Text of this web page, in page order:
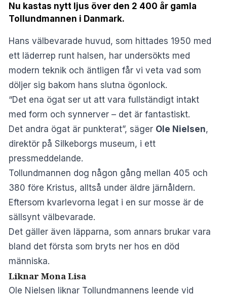
Nu kastas nytt ljus över den 2 400 år gamla
Tollundmannen i Danmark.
Hans välbevarade huvud, som hittades 1950 med
ett läderrep runt halsen, har undersökts med
modern teknik och äntligen får vi veta vad som
döljer sig bakom hans slutna ögonlock.
“Det ena ögat ser ut att vara fullständigt intakt
med form och synnerver – det är fantastiskt.
Det andra ögat är punkterat”, säger Ole Nielsen,
direktör på Silkeborgs museum, i ett
pressmeddelande.
Tollundmannen dog någon gång mellan 405 och
380 före Kristus, alltså under äldre järnåldern.
Eftersom kvarlevorna legat i en sur mosse är de
sällsynt välbevarade.
Det gäller även läpparna, som annars brukar vara
bland det första som bryts ner hos en död
människa.
Liknar Mona Lisa
Ole Nielsen liknar Tollundmannens leende vid